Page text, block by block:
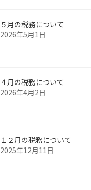
５月の税務について
2026年5月1日
４月の税務について
2026年4月2日
１２月の税務について
2025年12月11日